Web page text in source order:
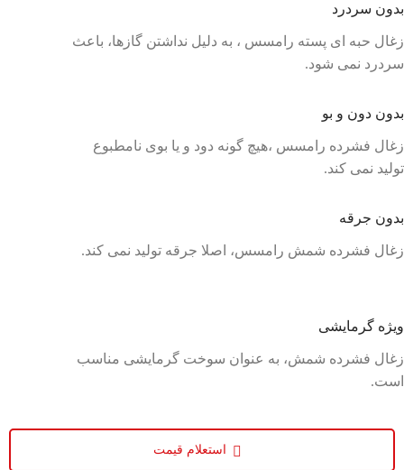
بدون سردرد
زغال حبه ای پسته رامسس ، به دلیل نداشتن گازها، باعث
سردرد نمی شود.
بدون دون و بو
زغال فشرده رامسس ،هیچ گونه دود و یا بوی نامطبوع
تولید نمی کند.
بدون جرقه
زغال فشرده شمش رامسس، اصلا جرقه تولید نمی کند.
ویژه گرمایشی
زغال فشرده شمش، به عنوان سوخت گرمایشی مناسب
است.
استعلام قیمت